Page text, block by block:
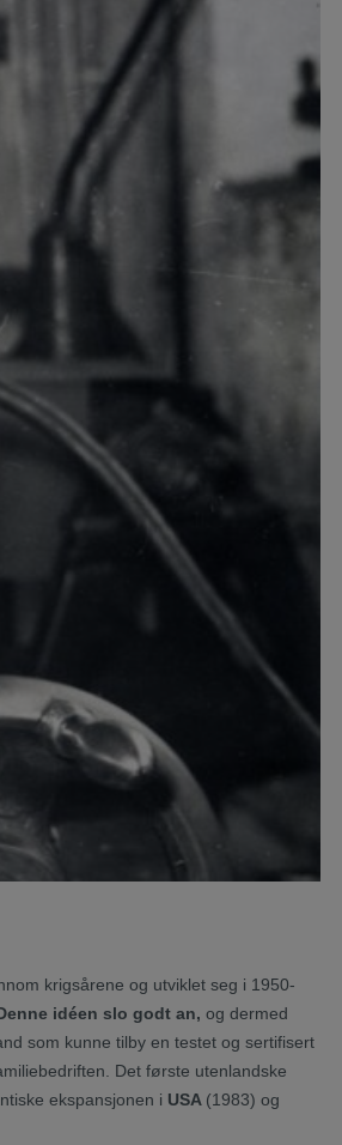
krigsårene og utviklet seg i 1950-
idéen slo godt an, og dermed
som kunne tilby en testet og sertifisert
Det første utenlandske
ekspansjonen i USA (1983) og